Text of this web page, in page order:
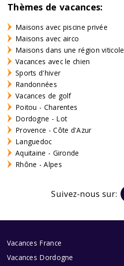
Thèmes de vacances:
Maisons avec piscine privée
Maisons avec airco
Maisons dans une région viticole
Vacances avec le chien
Sports d'hiver
Randonnées
Vacances de golf
Poitou - Charentes
Dordogne - Lot
Provence - Côte d'Azur
Languedoc
Aquitaine - Gironde
Rhône - Alpes
Suivez-nous sur:
Vacances France
Vacances Dordogne